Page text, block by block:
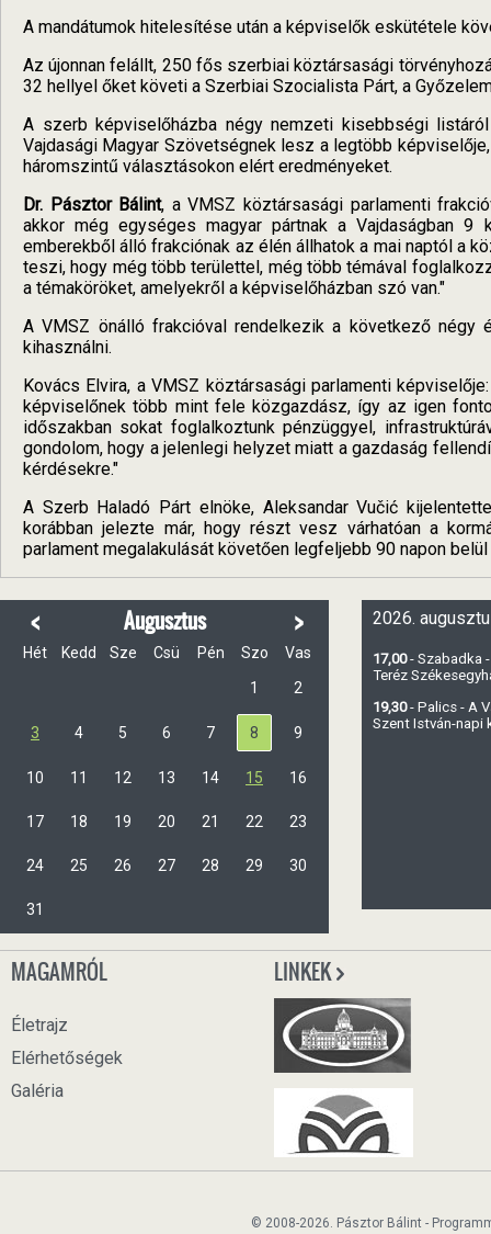
A mandátumok hitelesítése után a képviselők eskütétele
Az újonnan felállt, 250 fős szerbiai köztársasági
32 hellyel őket követi a Szerbiai Szocialista Párt, a
A szerb képviselőházba négy nemzeti kisebbségi
Vajdasági Magyar Szövetségnek lesz a legtöbb
háromszintű választásokon elért eredményeket.
Dr. Pásztor Bálint, a VMSZ köztársasági parlamenti
akkor még egységes magyar pártnak a Vajdaságban
emberekből álló frakciónak az élén állhatok a mai naptól a
teszi, hogy még több területtel, még több témával
a témaköröket, amelyekről a képviselőházban szó van."
A VMSZ önálló frakcióval rendelkezik a következő
kihasználni.
Kovács Elvira, a VMSZ köztársasági parlamenti
képviselőnek több mint fele közgazdász, így az igen
időszakban sokat foglalkoztunk pénzüggyel,
gondolom, hogy a jelenlegi helyzet miatt a gazdaság
kérdésekre."
A Szerb Haladó Párt elnöke, Aleksandar Vučić
korábban jelezte már, hogy részt vesz várhatóan a
parlament megalakulását követően legfeljebb 90 napon
< Augusztus >
Hét Kedd Sze Csü Pén Szo
Vas
1
2
3 4 5 6 7 8 9
10 11 12 13 14 15 16
17 18 19 20 21 22 23
24 25 26 27 28 29 30
31
2026.
17,00- Szabadka
Teréz
19,30- Palics - A
Szent István-napi
MAGAMRÓL
Életrajz
Elérhetőségek
Galéria
LINKEK
© 2008-2026. Pásztor Bálint -